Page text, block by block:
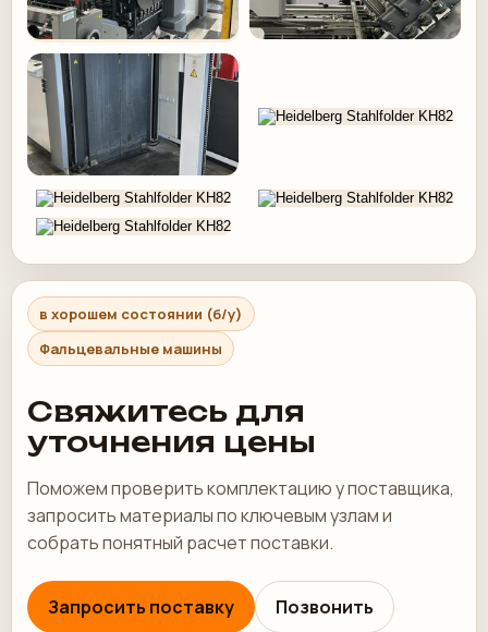
в хорошем состоянии (б/у)
Фальцевальные машины
Свяжитесь для
уточнения цены
Поможем проверить комплектацию у поставщика,
запросить материалы по ключевым узлам и
собрать понятный расчет поставки.
Запросить поставку Позвонить